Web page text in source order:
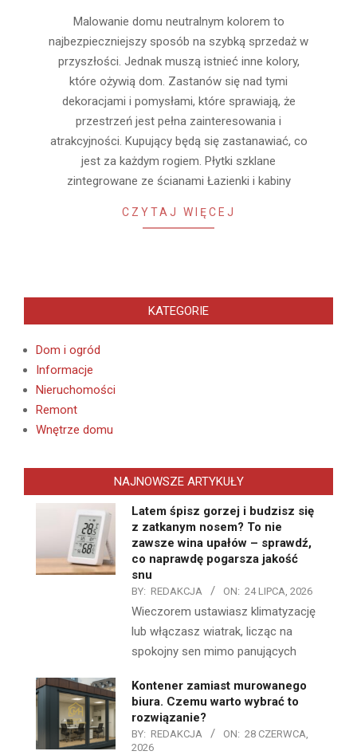
Malowanie domu neutralnym kolorem to
najbezpieczniejszy sposób na szybką sprzedaż w
przyszłości. Jednak muszą istnieć inne kolory,
które ożywią dom. Zastanów się nad tymi
dekoracjami i pomysłami, które sprawiają, że
przestrzeń jest pełna zainteresowania i
atrakcyjności. Kupujący będą się zastanawiać, co
jest za każdym rogiem. Płytki szklane
zintegrowane ze ścianami Łazienki i kabiny
CZYTAJ WIĘCEJ
KATEGORIE
Dom i ogród
Informacje
Nieruchomości
Remont
Wnętrze domu
NAJNOWSZE ARTYKUŁY
Latem śpisz gorzej i budzisz się
z zatkanym nosem? To nie
zawsze wina upałów – sprawdź,
co naprawdę pogarsza jakość
snu
BY: REDAKCJA ON: 24 LIPCA, 2026
Wieczorem ustawiasz klimatyzację
lub włączasz wiatrak, licząc na
spokojny sen mimo panujących
Kontener zamiast murowanego
biura. Czemu warto wybrać to
rozwiązanie?
BY: REDAKCJA ON: 28 CZERWCA,
2026